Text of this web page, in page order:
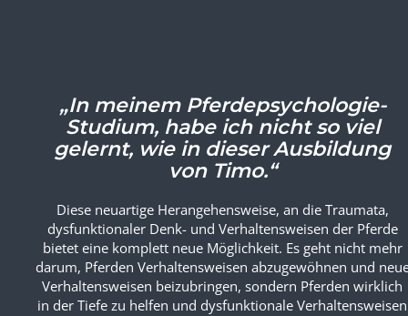
„In meinem Pferdepsychologie-
Studium, habe ich nicht so viel
gelernt, wie in dieser Ausbildung
Diese neuartige Herangehensweise, an die Traumata,
dysfunktionaler Denk- und Verhaltensweisen der Pferde
bietet eine komplett neue Möglichkeit. Es geht nicht mehr
darum, Pferden Verhaltensweisen abzugewöhnen und
Verhaltensweisen beizubringen, sondern Pferden wirklich